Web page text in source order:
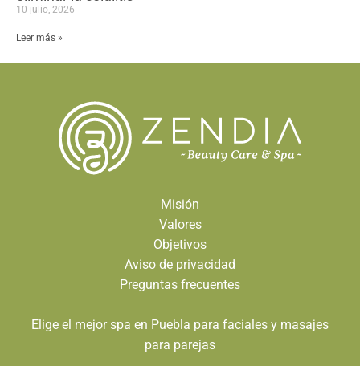
10 julio, 2026
Leer más »
Misión
Valores
Objetivos
Aviso de privacidad
Preguntas frecuentes
Elige el mejor spa en Puebla para faciales y masajes
para parejas